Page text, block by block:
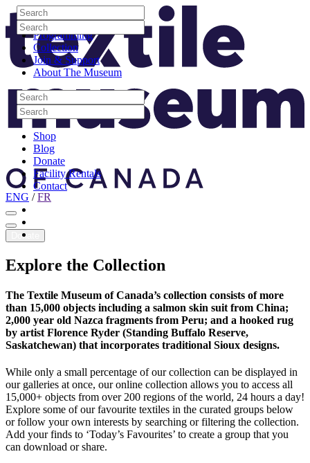
Skip to content
Visit
Programming
Collection
Join & Support
About The Museum
Search
Search
Search
Search
Shop
Blog
Donate
Facility Rentals
Contact
Youtube
Search
Search
Search
Search
Site Logo
ENG /FR
Donate
Explore the Collection
The Textile Museum of Canada’s collection consists of more
than 15,000 objects including a salmon skin suit from China;
2,000 year old Nazca fragments from Peru; and a hooked rug
by artist Florence Ryder (Standing Buffalo Reserve,
Saskatchewan) that incorporates traditional Sioux designs.
While only a small percentage of our collection can be displayed in
our galleries at once, our online collection allows you to access all
15,000+ objects from over 200 regions of the world, 24 hours a day!
Explore some of our favourite textiles in the curated groups below
or follow your own interests by searching or filtering the collection.
Add your finds to ‘Today’s Favourites’ to create a group that you
can download or share.